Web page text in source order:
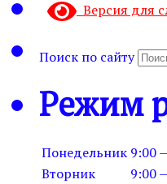
Версия для
Поиск по сайту
Режим
Понедельник 9:00
Вторник
9:00